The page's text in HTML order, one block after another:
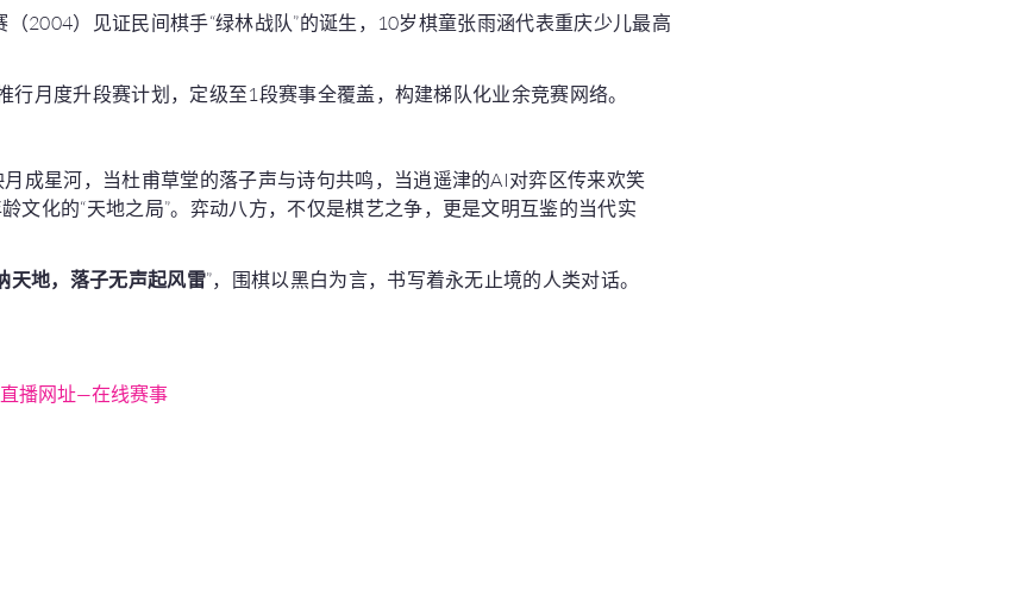
（2004）见证民间棋手“绿林战队”的诞生，10岁棋童张雨涵代表重庆少儿最高
行月度升段赛计划，定级至1段赛事全覆盖，构建梯队化业余竞赛网络。
成星河，当杜甫草堂的落子声与诗句共鸣，当逍遥津的AI对弈区传来欢笑
文化的“天地之局”。弈动八方，不仅是棋艺之争，更是文明互鉴的当代实
天地，落子无声起风雷”，围棋以黑白为言，书写着永无止境的人类对话。
播网址—在线赛事